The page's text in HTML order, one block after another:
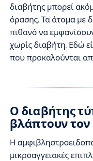
διαβήτης μπορεί
όρασης. Τα άτομα με
πιθανό να
χωρίς διαβήτη. Εδώ
που προκαλούνται
Ο διαβήτης
βλάπτουν
Η
μικροαγγειακές